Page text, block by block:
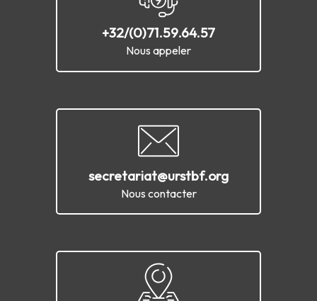
+32/(0)71.59.64.57
Nous appeler
secretariat@urstbf.org
Nous contacter